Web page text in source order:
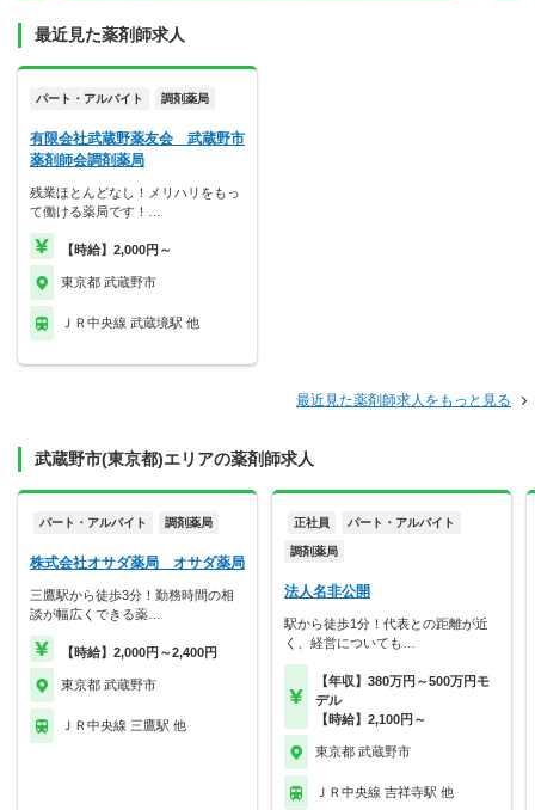
最近見た薬剤師求人
パート・アルバイト 調剤薬局
有限会社武蔵野薬友会 武蔵野市
薬剤師会調剤薬局
残業ほとんどなし！メリハリをもっ
て働ける薬局です！…
【時給】2,000円～
東京都 武蔵野市
ＪＲ中央線 武蔵境駅 他
最近見た薬剤師求人をもっと見る
武蔵野市(東京都)エリアの薬剤師求人
パート・アルバイト 調剤薬局
株式会社オサダ薬局 オサダ薬局
三鷹駅から徒歩3分！勤務時間の相
談が幅広くできる薬…
【時給】2,000円～2,400円
東京都 武蔵野市
ＪＲ中央線 三鷹駅 他
正社員 パート・アルバイト
調剤薬局
法人名非公開
駅から徒歩1分！代表との距離が近
く、経営についても…
【年収】380万円～500万円モ
デル
【時給】2,100円～
東京都 武蔵野市
ＪＲ中央線 吉祥寺駅 他